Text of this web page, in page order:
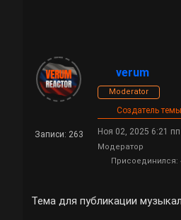
Записи: 263
verum
Moderator
Создатель темы
Ноя 02, 2025 6:21 пп
Модератор
Присоединился:
Тема для публикации